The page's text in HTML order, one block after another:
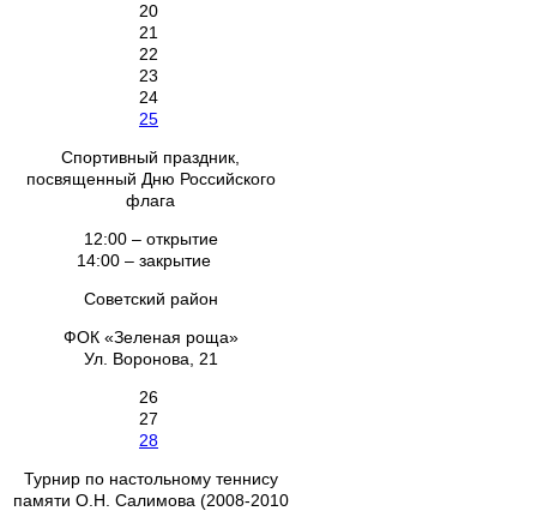
20
21
22
23
24
25
Спортивный праздник,
посвященный Дню Российского
флага
12:00 – открытие
14:00 – закрытие
Советский район
ФОК «Зеленая роща»
Ул. Воронова, 21
26
27
28
Турнир по настольному теннису
памяти О.Н. Салимова (2008-2010